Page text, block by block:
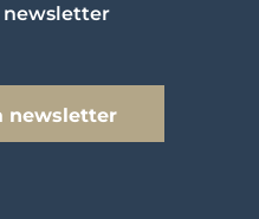
newsletter
newsletter